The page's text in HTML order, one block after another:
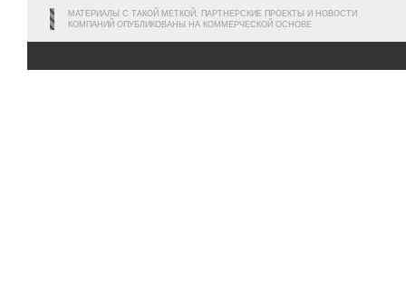
МАТЕРИАЛЫ С ТАКОЙ МЕТКОЙ, ПАРТНЕРСКИЕ ПРОЕКТЫ И НОВОСТИ
КОМПАНИЙ ОПУБЛИКОВАНЫ НА КОММЕРЧЕСКОЙ ОСНОВЕ